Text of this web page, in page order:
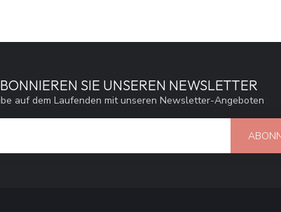
SIE UNSEREN NEWSLETTER
auf dem Laufenden mit unseren Newsletter-Angeboten